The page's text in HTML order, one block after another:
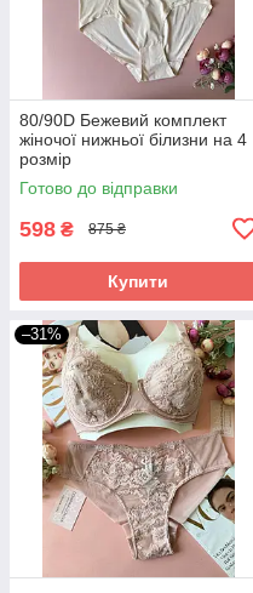
80/90D Бежевий комплект
жіночої нижньої білизни на 4
розмір
Готово до відправки
598 ₴ 875 ₴
Купити
–31%